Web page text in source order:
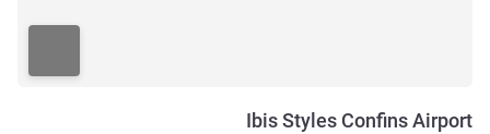
Ibis Styles Confins Airport